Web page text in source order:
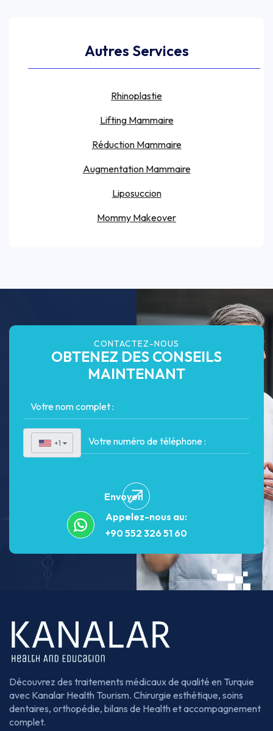
Autres Services
Rhinoplastie
Lifting Mammaire
Réduction Mammaire
Augmentation Mammaire
Liposuccion
Mommy Makeover
CONTACTEZ-NOUS
OBTENEZ DES CONSEILS
MAINTENANT
+1 ▼
Envoyer
Appelez-nous au:
+90 552 326 51 60
Découvrez des traitements médicaux de qualité en Turquie
avec Kanalar Health Tourism. Chirurgie esthétique, soins
dentaires, orthopédie, bilans de Health et accompagnement
complet.